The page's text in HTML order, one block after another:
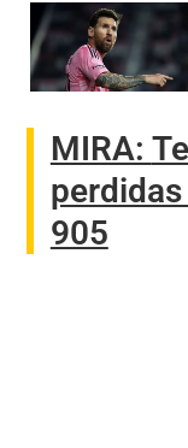
MIRA:
905